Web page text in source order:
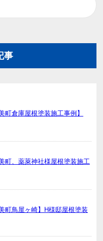
事
町倉庫屋根塗装施工事例】
町、薬萊神社様屋根塗装施工
町鳥屋ヶ崎】H様邸屋根塗装